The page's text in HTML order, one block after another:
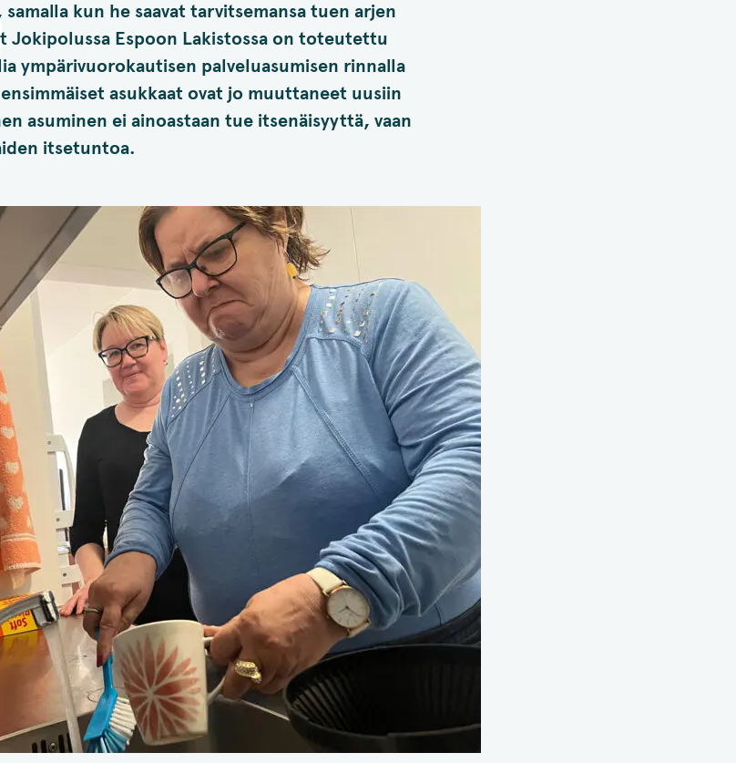
kun he saavat tarvitsemansa tuen arjen
Jokipolussa Espoon Lakistossa on toteutettu
ympärivuorokautisen palveluasumisen rinnalla
asukkaat ovat jo muuttaneet uusiin
asuminen ei ainoastaan tue itsenäisyyttä, vaan
itsetuntoa.